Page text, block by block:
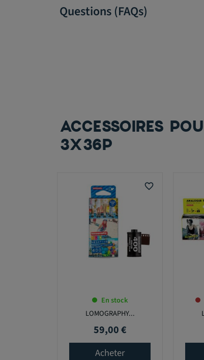
Questions (FAQs)
ACCESSOIRES
3X36P
favorite_border
En stock
LOMOGRAPHY...
Prix
59,00 €
Acheter